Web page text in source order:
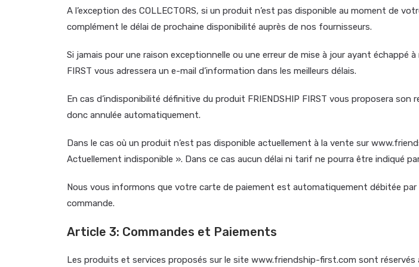
A l’exception des COLLECTORS, si un produit n’est pas disponible au moment de
complément le délai de prochaine disponibilité auprès de nos fournisseurs.
Si jamais pour une raison exceptionnelle ou une erreur de mise à jour ayant échappé
FIRST vous adressera un e-mail d’information dans les meilleurs délais.
En cas d’indisponibilité définitive du produit FRIENDSHIP FIRST vous proposera
donc annulée automatiquement.
Dans le cas où un produit n’est pas disponible actuellement à la vente sur
Actuellement indisponible ». Dans ce cas aucun délai ni tarif ne pourra être indiqué
Nous vous informons que votre carte de paiement est automatiquement débitée par
commande.
Article 3: Commandes et Paiements
Les produits et services proposés sur le site www.friendship-first.com sont réservés